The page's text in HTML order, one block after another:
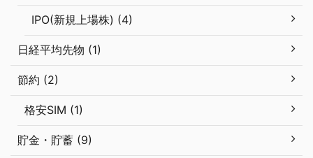
IPO(新規上場株) (4)
日経平均先物 (1)
節約 (2)
格安SIM (1)
貯金・貯蓄 (9)